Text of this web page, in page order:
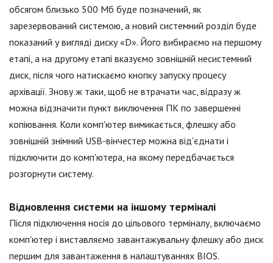
обсягом близько 500 Мб буде позначений, як
зарезервований системою, а новий системний розділ буде
показаний у вигляді диску «D». Його вибираємо на першому
етапі, а на другому етапі вказуємо зовнішній несистемний
диск, після чого натискаємо кнопку запуску процесу
архівації. Знову ж таки, щоб не втрачати час, відразу ж
можна відзначити пункт виключення ПК по завершенні
копіювання. Коли комп'ютер вимикається, флешку або
зовнішній знімний USB-вінчестер можна від'єднати і
підключити до комп'ютера, на якому передбачається
розгорнути систему.
Відновлення системи на іншому терміналі
Після підключення носія до цільового терміналу, включаємо
комп'ютер і виставляємо завантажувальну флешку або диск
першим для завантаження в налаштуваннях BIOS.